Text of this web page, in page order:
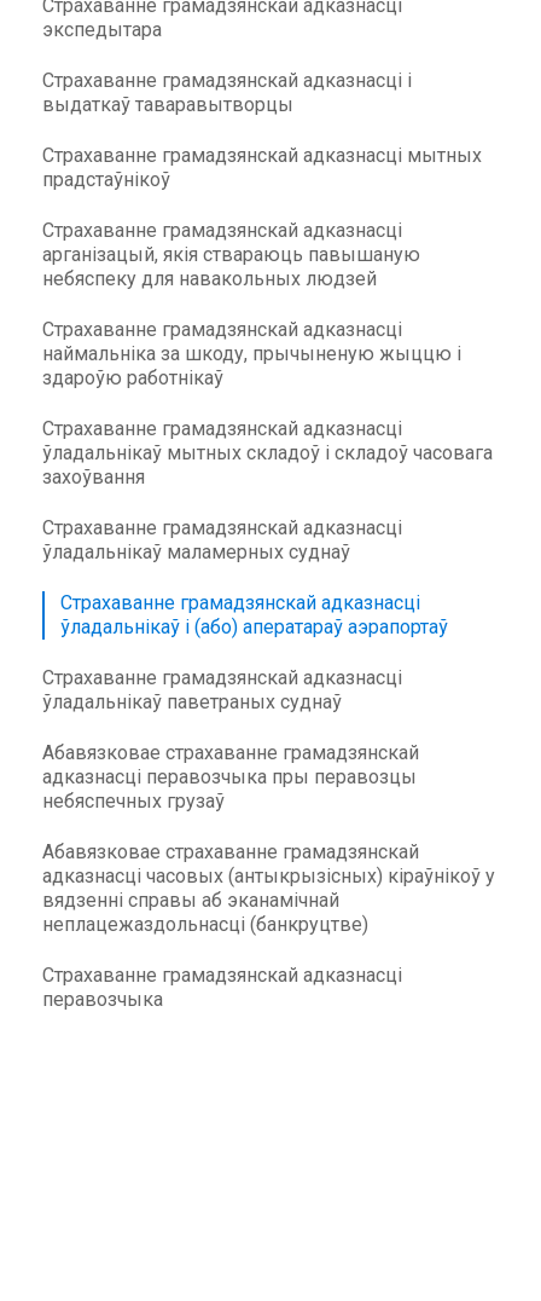
Страхаванне грамадзянскай адказнасці
экспедытара
Страхаванне грамадзянскай адказнасці і
выдаткаў таваравытворцы
Страхаванне грамадзянскай адказнасці мытных
прадстаўнікоў
Страхаванне грамадзянскай адказнасці
арганізацый, якія ствараюць павышаную
небяспеку для навакольных людзей
Страхаванне грамадзянскай адказнасці
наймальніка за шкоду, прычыненую жыццю і
здароўю работнікаў
Страхаванне грамадзянскай адказнасці
ўладальнікаў мытных складоў і складоў часовага
захоўвання
Страхаванне грамадзянскай адказнасці
ўладальнікаў маламерных суднаў
Страхаванне грамадзянскай адказнасці
ўладальнікаў і (або) аператараў аэрапортаў
Страхаванне грамадзянскай адказнасці
ўладальнікаў паветраных суднаў
Абавязковае страхаванне грамадзянскай
адказнасці перавозчыка пры перавозцы
небяспечных грузаў
Абавязковае страхаванне грамадзянскай
адказнасці часовых (антыкрызісных) кіраўнікоў у
вядзенні справы аб эканамічнай
неплацежаздольнасці (банкруцтве)
Страхаванне грамадзянскай адказнасці
перавозчыка